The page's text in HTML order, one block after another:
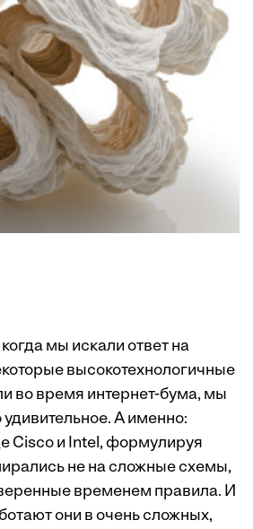
мы искали ответ на
высокотехнологичные
во время интернет-бума, мы
А именно:
Cisco и Intel, формулируя
не на сложные схемы,
временем правила. И
они в очень сложных,